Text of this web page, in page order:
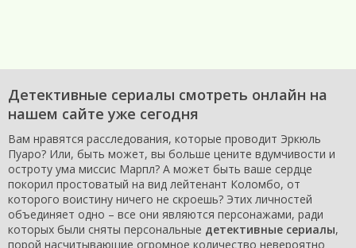
Детективные сериалы смотреть онлайн на
нашем сайте уже сегодня
Вам нравятся расследования, которые проводит Эркюль
Пуаро? Или, быть может, вы больше цените вдумчивости и
остроту ума миссис Марпл? А может быть ваше сердце
покорил простоватый на вид лейтенант Коломбо, от
которого воистину ничего не скроешь? Этих личностей
объединяет одно – все они являются персонажами, ради
которых были сняты персональные детективные сериалы,
порой насчитывающие огромное количество невероятно